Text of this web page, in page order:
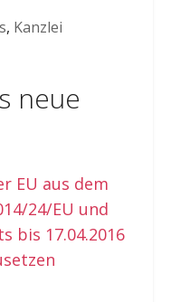
, Kanzlei
neue
EU aus dem
24/EU und
bis 17.04.2016